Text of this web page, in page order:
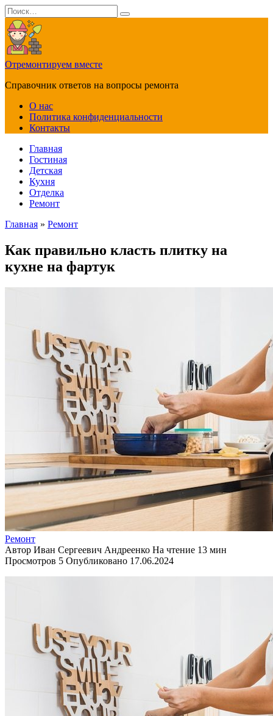
Перейти
к
содержанию
Search
for:
Отремонтируем вместе
Справочник ответов на вопросы ремонта
О нас
Политика конфиденциальности
Контакты
Главная
Гостиная
Детская
Кухня
Отделка
Ремонт
Главная » Ремонт
Как правильно класть плитку на
кухне на фартук
Ремонт
Автор Иван Сергеевич Андреенко На чтение 13 мин
Просмотров 5 Опубликовано 17.06.2024